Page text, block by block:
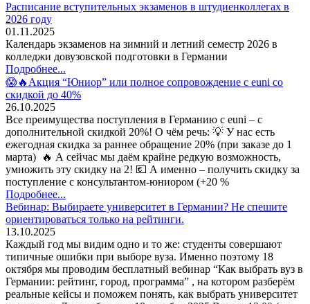
Расписание вступительных экзаменов в штудиенколлегах в
2026 году
01.11.2025
Календарь экзаменов на зимний и летний семестр 2026 в
колледжи довузовской подготовки в Германии
Подробнее...
😱🔥Акция “Юниор” или полное сопровождение с euni со
скидкой до 40%
26.10.2025
Все преимущества поступления в Германию с euni – с
дополнительной скидкой 20%! О чём речь: 💡 У нас есть
ежегодная скидка за раннее обращение 20% (при заказе до 1
марта) 🔥 А сейчас мы даём крайне редкую возможность,
умножить эту скидку на 2! 💶 А именно – получить скидку за
поступление с консультантом-юниором (+20 %
Подробнее...
Вебинар: Выбираете университет в Германии? Не спешите
ориентироваться только на рейтинги.
13.10.2025
Каждый год мы видим одно и то же: студенты совершают
типичные ошибки при выборе вуза. Именно поэтому 18
октября мы проводим бесплатный вебинар “Как выбрать вуз в
Германии: рейтинг, город, программа” , на котором разберём
реальные кейсы и поможем понять, как выбрать университет